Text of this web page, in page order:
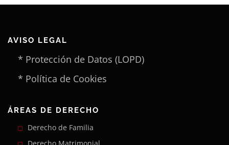
AVISO LEGAL
* Protección de Datos (LOPD)
* Política de Cookies
ÁREAS DE DERECHO
Derecho de Familia